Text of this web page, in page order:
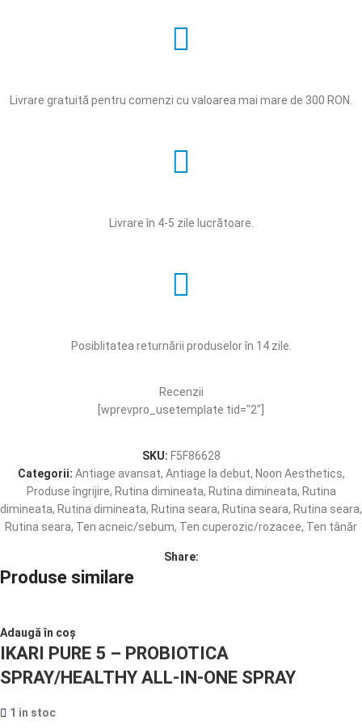
Livrare gratuită pentru comenzi cu valoarea mai mare de 300 RON.
Livrare în 4-5 zile lucrătoare.
Posiblitatea returnării produselor în 14 zile.
Recenzii
[wprevpro_usetemplate tid="2"]
SKU: F5F86628
Categorii: Antiage avansat, Antiage la debut, Noon Aesthetics,
Produse îngrijire, Rutina dimineata, Rutina dimineata, Rutina
dimineata, Rutina dimineata, Rutina seara, Rutina seara, Rutina seara,
Rutina seara, Ten acneic/sebum, Ten cuperozic/rozacee, Ten tânăr
Share:
Produse similare
Adaugă în coș
IKARI PURE 5 – PROBIOTICA
SPRAY/HEALTHY ALL-IN-ONE SPRAY
1 in stoc